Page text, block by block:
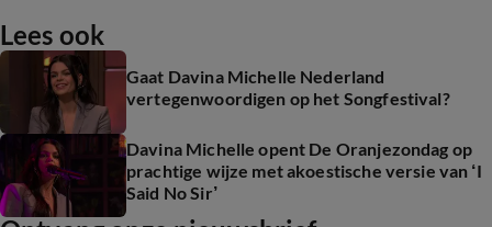
Lees ook
Gaat Davina Michelle Nederland
vertegenwoordigen op het Songfestival?
Davina Michelle opent De Oranjezondag op
prachtige wijze met akoestische versie van ‘I
Said No Sir’